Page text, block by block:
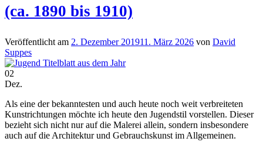
(ca. 1890 bis 1910)
Veröffentlicht am 2. Dezember 201911. März 2026 von David
Suppes
02
Dez.
Als eine der bekanntesten und auch heute noch weit verbreiteten
Kunstrichtungen möchte ich heute den Jugendstil vorstellen. Dieser
bezieht sich nicht nur auf die Malerei allein, sondern insbesondere
auch auf die Architektur und Gebrauchskunst im Allgemeinen.